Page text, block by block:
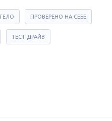
ПРОВЕРЕНО НА СЕБЕ
ТЕСТ-ДРАЙВ